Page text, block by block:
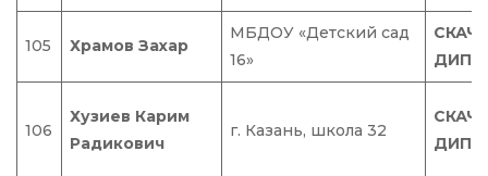
105 Храмов Захар
МБДОУ «Детский сад
16»
106
Хузиев Карим
Радикович
г. Казань, школа 32